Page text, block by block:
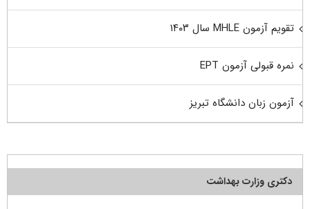
تقویم آزمون MHLE سال ۱۴۰۳
نمره قبولی آزمون EPT
آزمون زبان دانشگاه تبریز
دکتری وزارت بهداشت